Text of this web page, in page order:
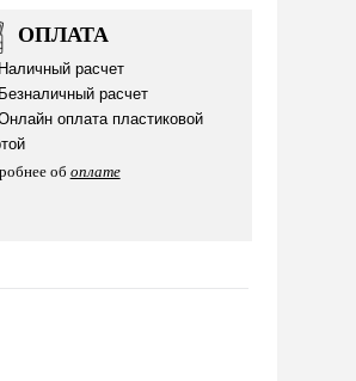
ОПЛАТА
Наличный расчет
Безналичный расчет
оплата пластиковой
об оплате